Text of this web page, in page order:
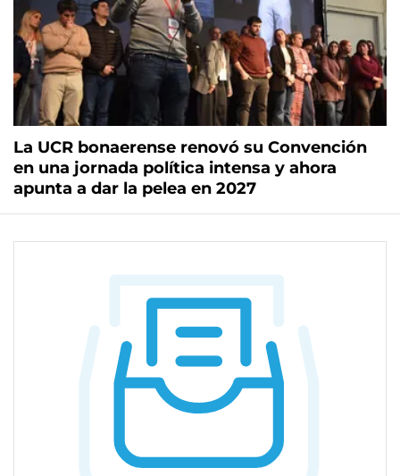
La UCR bonaerense renovó su Convención
en una jornada política intensa y ahora
apunta a dar la pelea en 2027